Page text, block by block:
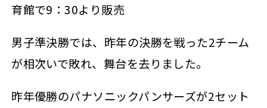
育館で9：30より販売
男子準決勝では、昨年の決勝を戦った2チーム
が相次いで敗れ、舞台を去りました。
昨年優勝のパナソニックパンサーズが2セット